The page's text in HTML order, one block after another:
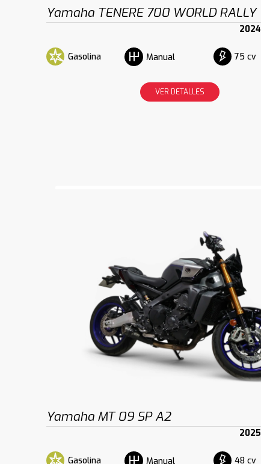
Yamaha TENERE 700 WORLD RALLY
2024
Gasolina Manual 75 cv
VER DETALLES
Yamaha MT 09 SP A2
2025
Gasolina Manual 48 cv